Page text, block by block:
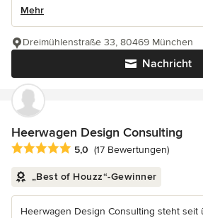
Mehr
Nachricht
Dreimühlenstraße 33, 80469 München
Heerwagen Design Consulting
Durchschnittliche Bewertung: 5 von 5
5,0 (17 Bewertungen)
„Best of Houzz“-Gewinner
Heerwagen Design Consulting steht